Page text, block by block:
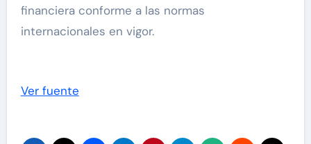
financiera conforme a las normas
internacionales en vigor.
Ver fuente